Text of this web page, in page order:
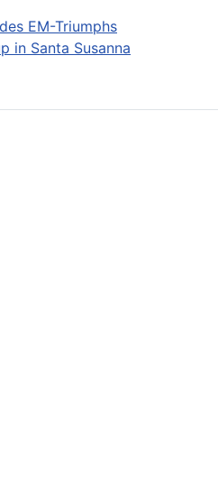
EM-Triumphs
in Santa Susanna